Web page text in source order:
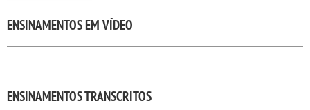
ENSINAMENTOS EM VÍDEO
ENSINAMENTOS TRANSCRITOS